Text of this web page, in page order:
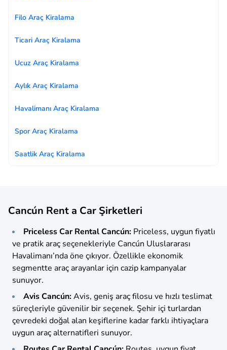
Filo Araç Kiralama
Ticari Araç Kiralama
Ucuz Araç Kiralama
Aylık Araç Kiralama
Havalimanı Araç Kiralama
Spor Araç Kiralama
Saatlik Araç Kiralama
Cancún Rent a Car Şirketleri
Priceless Car Rental Cancún: Priceless, uygun fiyatlı
ve pratik araç seçenekleriyle Cancún Uluslararası
Havalimanı’nda öne çıkıyor. Özellikle ekonomik
segmentte araç arayanlar için cazip kampanyalar
sunuyor.
Avis Cancún:Avis, geniş araç filosu ve hızlı teslimat
süreçleriyle güvenilir bir seçenek. Şehir içi turlardan
çevredeki doğal alan keşiflerine kadar farklı ihtiyaçlara
uygun araç alternatifleri sunuyor.